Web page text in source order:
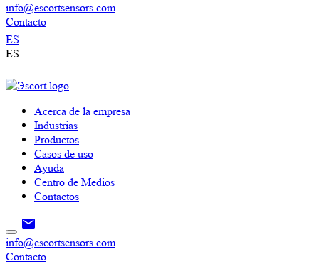
info@escortsensors.com
Contacto
ES
ES
Acerca de la empresa
Industrias
Productos
Casos de uso
Ayuda
Centro de Medios
Contactos
info@escortsensors.com
Contacto